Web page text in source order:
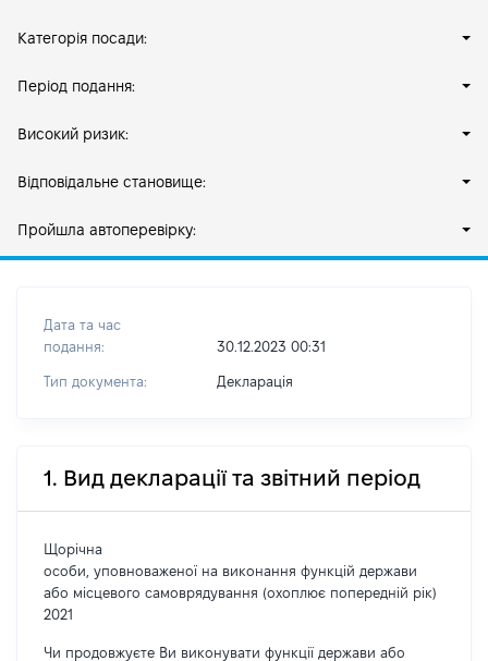
Категорія посади:
Період подання:
Високий ризик:
Відповідальне становище:
Пройшла автоперевірку:
Дата та час
подання:
30.12.2023 00:31
Тип документа: Декларація
1. Вид декларації та звітний період
Щорічна
особи, уповноваженої на виконання функцій держави
або місцевого самоврядування (охоплює попередній рік)
2021
Чи продовжуєте Ви виконувати функції держави або